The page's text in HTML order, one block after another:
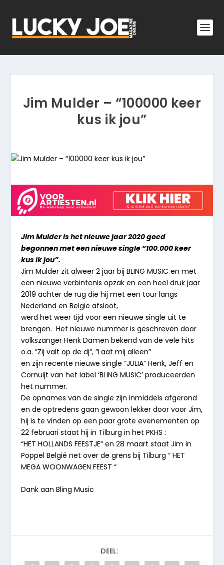
Jim Mulder – “100000 keer
kus ik jou”
Jim Mulder is het nieuwe jaar 2020 goed
begonnen met een nieuwe single “100.000 keer
kus ik jou”.
Jim Mulder zit alweer 2 jaar bij BLING MUSIC en met
een nieuwe verbintenis opzak en een heel druk jaar
2019 achter de rug die hij met een tour langs
Nederland en België afsloot,
werd het weer tijd voor een nieuwe single uit te
brengen. Het nieuwe nummer is geschreven door
volkszanger Henk Damen bekend van de vele hits
o.a. ”Zij valt op de dj”, ”Laat mij alleen”
en zijn recente nieuwe single “JULIA” Henk, Jeff en
Cornuijt van het label ‘BLING MUSIC’ produceerden
het nummer.
De opnames van de single zijn inmiddels afgerond
en de optredens gaan gewoon lekker door voor Jim,
hij is te vinden op een paar grote evenementen op
22 februari staat hij in Tilburg in het PKHS :
“HET HOLLANDS FEESTJE” en 28 maart staat Jim in
Poppel België net over de grens bij Tilburg “ HET
MEGA WOONWAGEN FEEST “
Dank aan Bling Music
DEEL: